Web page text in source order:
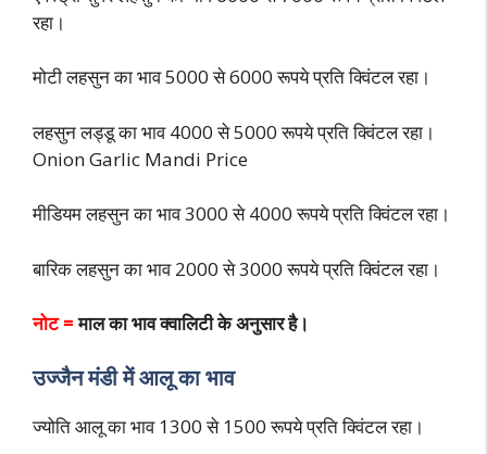
रहा।
मोटी लहसुन का भाव 5000 से 6000 रूपये प्रति क्विंटल रहा।
लहसुन लड्डू का भाव 4000 से 5000 रूपये प्रति क्विंटल रहा।
Onion Garlic Mandi Price
मीडियम लहसुन का भाव 3000 से 4000 रूपये प्रति क्विंटल रहा।
बारिक लहसुन का भाव 2000 से 3000 रूपये प्रति क्विंटल रहा।
नोट =माल का भाव क्वालिटी के अनुसार है।
उज्जैन मंडी में आलू का भाव
ज्योति आलू का भाव 1300 से 1500 रूपये प्रति क्विंटल रहा।